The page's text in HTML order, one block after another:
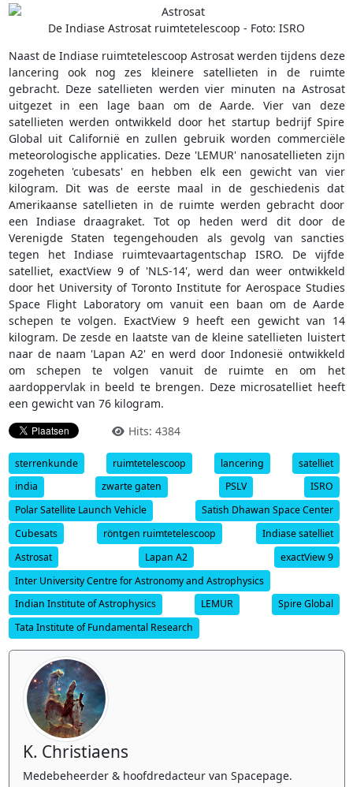
De Indiase Astrosat ruimtetelescoop - Foto: ISRO
Naast de Indiase ruimtetelescoop Astrosat werden tijdens deze
lancering ook nog zes kleinere satellieten in de ruimte
gebracht. Deze satellieten werden vier minuten na Astrosat
uitgezet in een lage baan om de Aarde. Vier van deze
satellieten werden ontwikkeld door het startup bedrijf Spire
Global uit Californië en zullen gebruik worden commerciële
meteorologische applicaties. Deze 'LEMUR' nanosatellieten zijn
zogeheten 'cubesats' en hebben elk een gewicht van vier
kilogram. Dit was de eerste maal in de geschiedenis dat
Amerikaanse satellieten in de ruimte werden gebracht door
een Indiase draagraket. Tot op heden werd dit door de
Verenigde Staten tegengehouden als gevolg van sancties
tegen het Indiase ruimtevaartagentschap ISRO. De vijfde
satelliet, exactView 9 of 'NLS-14', werd dan weer ontwikkeld
door het University of Toronto Institute for Aerospace Studies
Space Flight Laboratory om vanuit een baan om de Aarde
schepen te volgen. ExactView 9 heeft een gewicht van 14
kilogram. De zesde en laatste van de kleine satellieten luistert
naar de naam 'Lapan A2' en werd door Indonesië ontwikkeld
om schepen te volgen vanuit de ruimte en om het
aardoppervlak in beeld te brengen. Deze microsatelliet heeft
een gewicht van 76 kilogram.
Hits: 4384
sterrenkunde ruimtetelescoop lancering
satelliet
india
zwarte gaten PSLV
ISRO
Polar Satellite Launch Vehicle
Satish Dhawan Space Center
Cubesats
röntgen ruimtetelescoop
Indiase satelliet
Astrosat
Lapan A2
exactView 9
Inter University Centre for Astronomy and Astrophysics
Indian Institute of Astrophysics
LEMUR
Spire Global
Tata Institute of Fundamental Research
K. Christiaens
Medebeheerder & hoofdredacteur van Spacepage.